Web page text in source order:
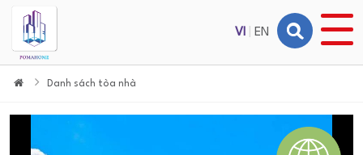
VI| EN
Danh sách tòa nhà